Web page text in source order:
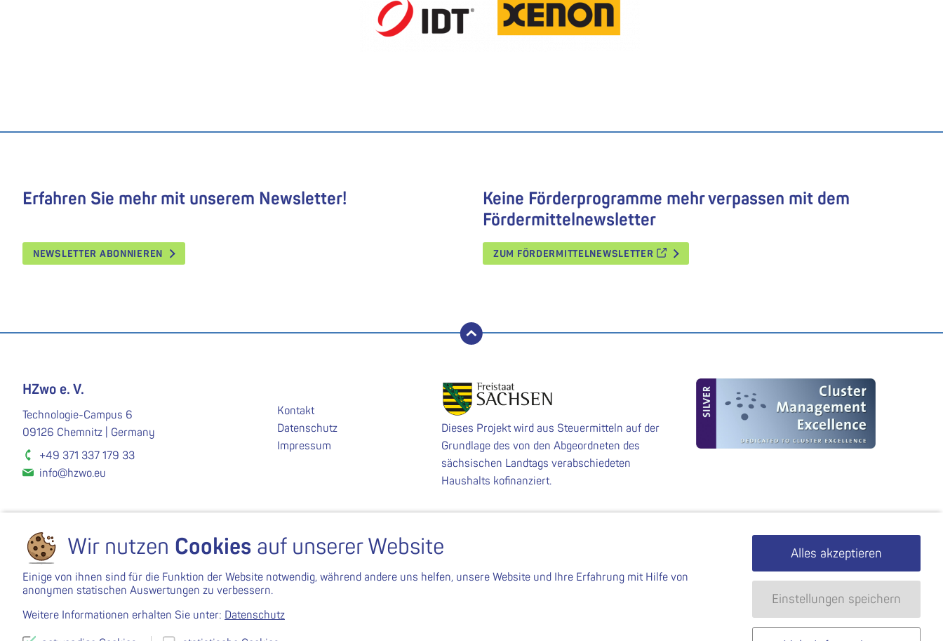
Erfahren Sie mehr mit unserem Newsletter!
NEWSLETTER ABONNIEREN
Keine Förderprogramme mehr verpassen mit dem
Fördermittelnewsletter
ZUM FÖRDERMITTELNEWSLETTER
nach oben
HZwo e. V.
Technologie-Campus 6
09126 Chemnitz | Germany
+49 371 337 179 33
info@hzwo.eu
Kontakt
Datenschutz
Impressum
Dieses Projekt wird aus Steuermitteln auf der
Grundlage des von den Abgeordneten des
sächsischen Landtags verabschiedeten
Haushalts kofinanziert.
Wir nutzen Cookies auf unserer Website
Einige von ihnen sind für die Funktion der Website notwendig, während andere uns helfen, unsere Website und Ihre Erfahrung mit Hilfe von
anonymen statischen Auswertungen zu verbessern.
Weitere Informationen erhalten Sie unter: Datenschutz
Alles akzeptieren
Einstellungen speichern